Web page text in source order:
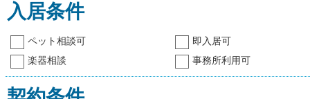
入居条件
ペット相談可
即入居可
楽器相談
事務所利用可